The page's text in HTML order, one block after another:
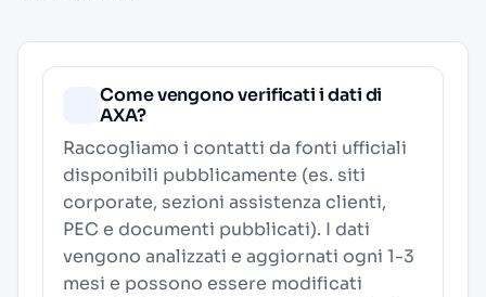
Come vengono verificati i dati di
AXA?
Raccogliamo i contatti da fonti ufficiali
disponibili pubblicamente (es. siti
corporate, sezioni assistenza clienti,
PEC e documenti pubblicati). I dati
vengono analizzati e aggiornati ogni 1-3
mesi e possono essere modificati